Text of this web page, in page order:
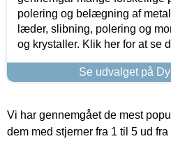
polering og belægning af
læder, slibning, polering og
og krystaller. Klik her for at se
Se udvalget på
Vi har gennemgået de mest
dem med stjerner fra 1 til 5 ud